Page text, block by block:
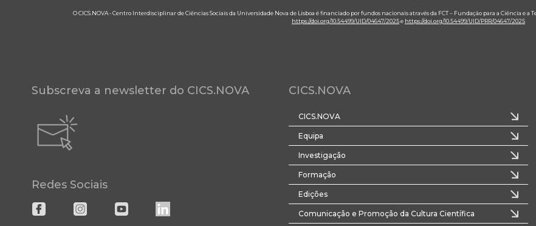
O CICS.NOVA - Centro Interdisciplinar de Ciências Sociais da Universidade Nova de Lisboa é financiado por fundos nacionais através da FCT – Fundação para a Ciência e a
https://doi.org/10.54499/UID/04647/2025e https://doi.org/10.54499/UID/PRR/04647/2025
Subscreva a newsletter do CICS.NOVA
Redes Sociais
CICS.NOVA
CICS.NOVA
Equipa
Investigação
Formação
Edições
Comunicação e Promoção da Cultura Científica